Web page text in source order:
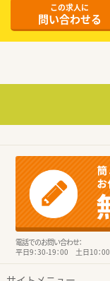
この求人に
問い合わせる
電話でのお問い合わせ：
平日9：30-19：00 土日10：